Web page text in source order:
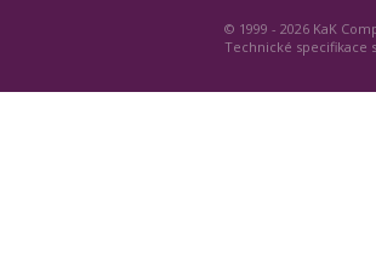
© 1999 - 2026 KaK
Technické specifikace